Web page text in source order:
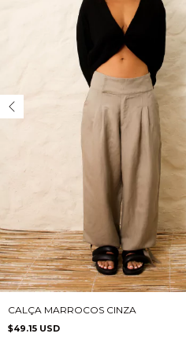
CALÇA MARROCOS CINZA
$49.15 USD